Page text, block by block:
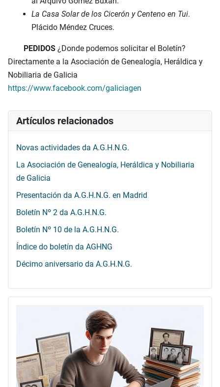
La Casa Solar de los Cicerón y Centeno en Tui.
Plácido Méndez Cruces.
PEDIDOS ¿Donde podemos solicitar el Boletín?
Directamente a la Asociación de Genealogía, Heráldica y
Nobiliaria de Galicia
https://www.facebook.com/galiciagen
Artículos relacionados
Novas actividades da A.G.H.N.G.
La Asociación de Genealogía, Heráldica y Nobiliaria
de Galicia
Presentación da A.G.H.N.G. en Madrid
Boletín Nº 2 da A.G.H.N.G.
Boletín Nº 10 de la A.G.H.N.G.
Índice do boletín da AGHNG
Décimo aniversario da A.G.H.N.G.